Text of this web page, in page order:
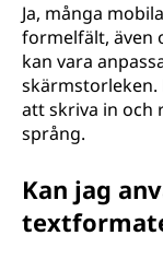
Ja, många
formelfält, även
kan vara
att skriva in och
språng.
Kan jag